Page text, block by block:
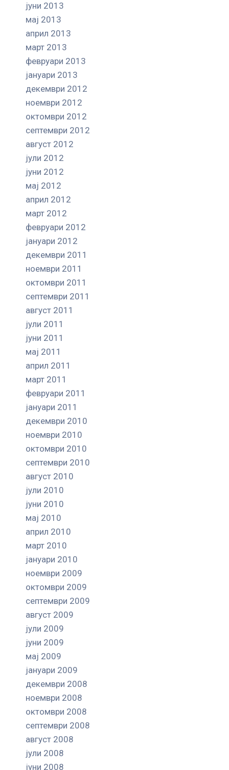
јуни 2013
мај 2013
април 2013
март 2013
февруари 2013
јануари 2013
декември 2012
ноември 2012
октомври 2012
септември 2012
август 2012
јули 2012
јуни 2012
мај 2012
април 2012
март 2012
февруари 2012
јануари 2012
декември 2011
ноември 2011
октомври 2011
септември 2011
август 2011
јули 2011
јуни 2011
мај 2011
април 2011
март 2011
февруари 2011
јануари 2011
декември 2010
ноември 2010
октомври 2010
септември 2010
август 2010
јули 2010
јуни 2010
мај 2010
април 2010
март 2010
јануари 2010
ноември 2009
октомври 2009
септември 2009
август 2009
јули 2009
јуни 2009
мај 2009
јануари 2009
декември 2008
ноември 2008
октомври 2008
септември 2008
август 2008
јули 2008
јуни 2008